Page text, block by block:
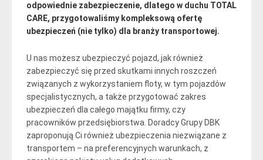
odpowiednie zabezpieczenie, dlatego w duchu TOTAL
CARE, przygotowaliśmy kompleksową ofertę
ubezpieczeń (nie tylko) dla branży transportowej.
U nas możesz ubezpieczyć pojazd, jak również
zabezpieczyć się przed skutkami innych roszczeń
związanych z wykorzystaniem floty, w tym pojazdów
specjalistycznych, a także przygotować zakres
ubezpieczeń dla całego majątku firmy, czy
pracowników przedsiębiorstwa. Doradcy Grupy DBK
zaproponują Ci również ubezpieczenia niezwiązane z
transportem – na preferencyjnych warunkach, z